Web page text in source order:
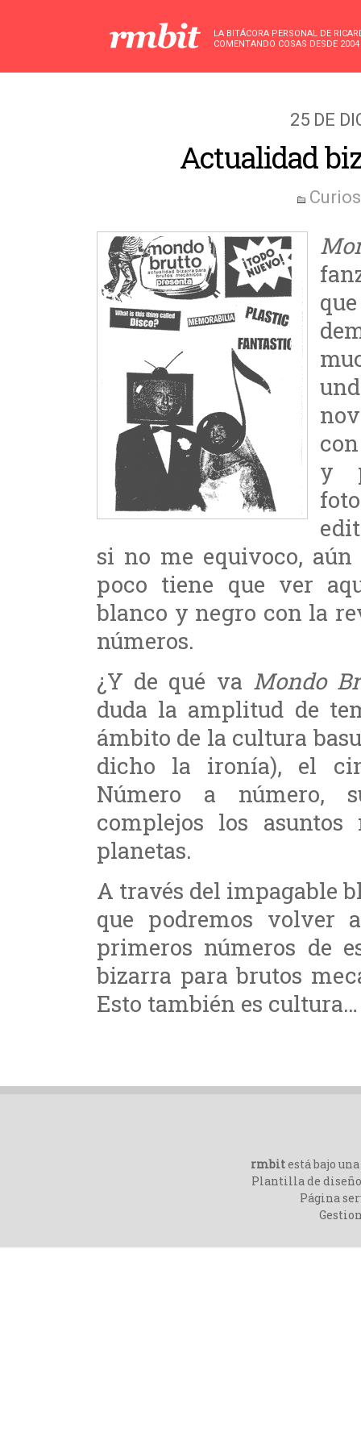
LA BITÁCORA PERSONAL DE
COMENTANDO COSAS DESDE 2004
25 DE
Actualidad
y
si no me equivoco,
poco tiene que ver
blanco y negro con la
números.
¿Y de qué va Mondo
duda la amplitud de
ámbito de la cultura
dicho la ironía), el
Número a número,
complejos los
planetas.
A través del impagable
que podremos volver
primeros números de
bizarra para brutos
Esto también es cultura…
rmbitestá bajo una
Plantilla de
Página